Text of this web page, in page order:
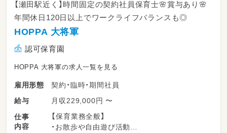
【瀬田駅近く】時間固定の契約社員保育士🌸賞与あり🌸
年間休日120日以上でワークライフバランスも◎
HOPPA 大将軍
認可保育園
HOPPA 大将軍の求人一覧を見る
雇用形態
契約・臨時・期間社員
給与
月収229,000円 〜
仕事
内容
【保育業務全般】
・お散歩や自由遊び活動